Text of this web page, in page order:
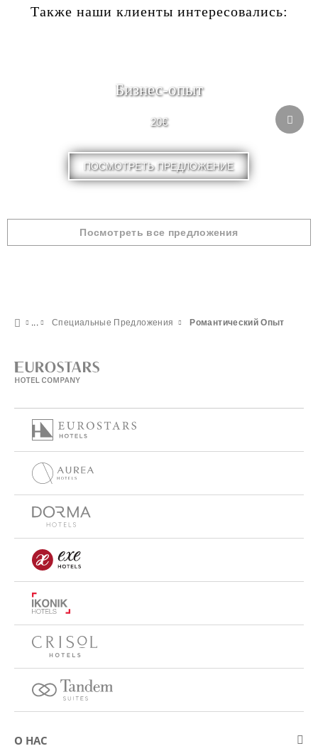
Также наши клиенты интересовались:
Бизнес-опыт
20€
ПОСМОТРЕТЬ ПРЕДЛОЖЕНИЕ
Посмотреть все предложения
Специальные Предложения Pомантический Опыт
О НАС